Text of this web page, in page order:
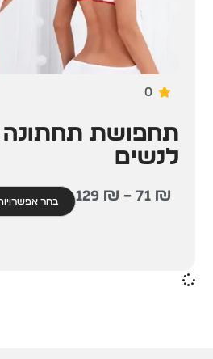
0
תחפושת
לנשים
71 ₪
–
129 ₪ בחר